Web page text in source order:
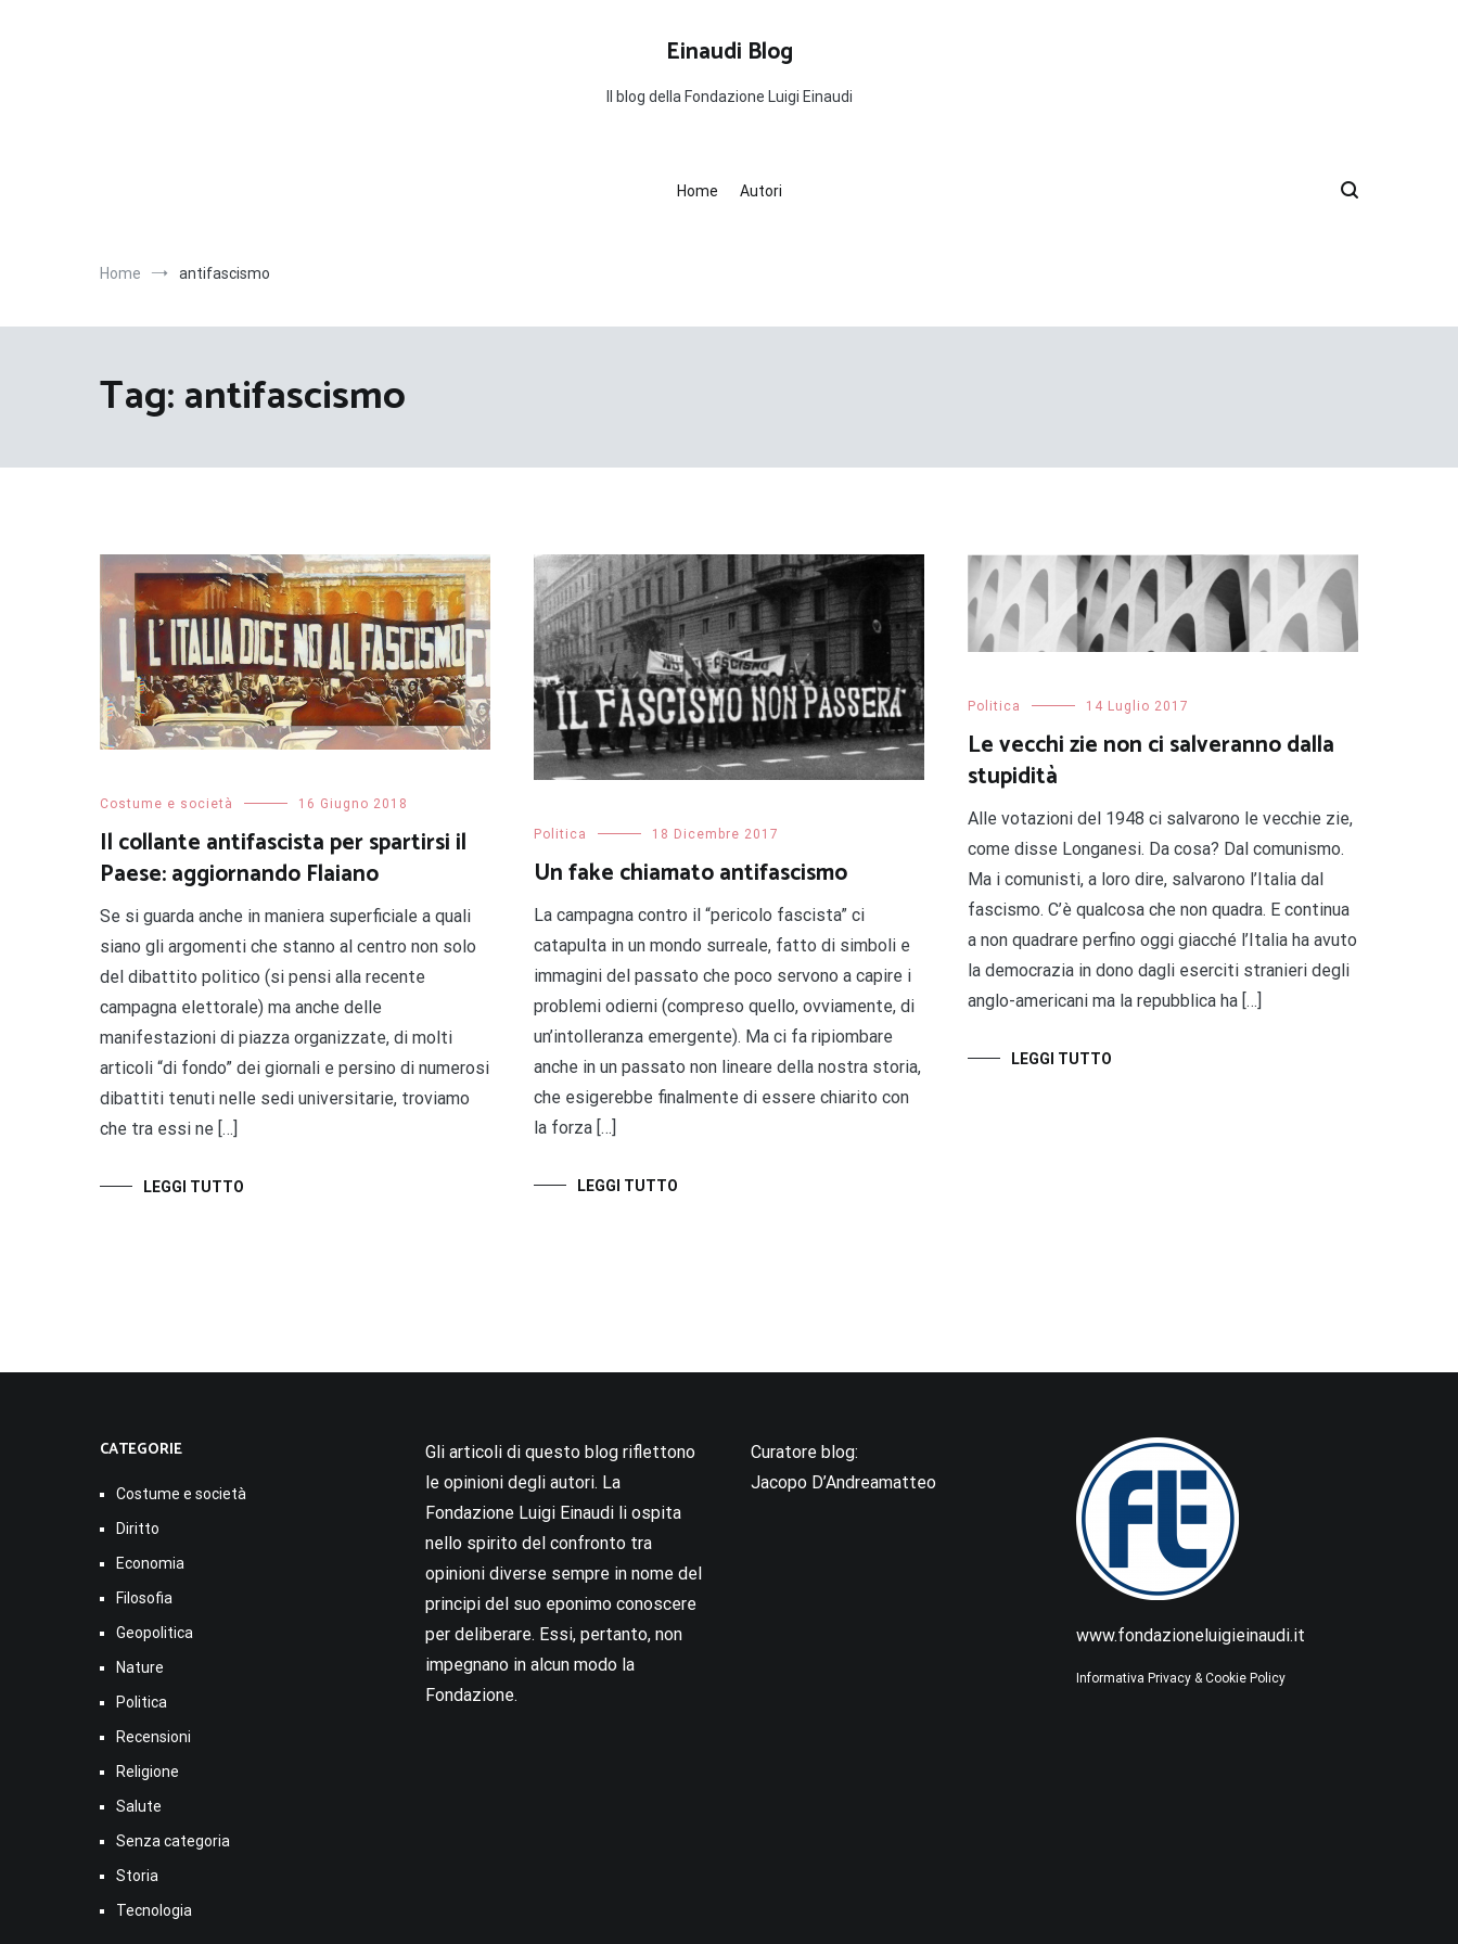
Einaudi Blog
Il blog della Fondazione Luigi Einaudi
Home Autori
Home antifascismo
Tag:antifascismo
Costume e società 16 Giugno 2018
Il collante antifascista per spartirsi il
Paese: aggiornando Flaiano
Se si guarda anche in maniera superficiale a quali
siano gli argomenti che stanno al centro non solo
del dibattito politico (si pensi alla recente
campagna elettorale) ma anche delle
manifestazioni di piazza organizzate, di molti
articoli “di fondo” dei giornali e persino di numerosi
dibattiti tenuti nelle sedi universitarie, troviamo
che tra essi ne […]
LEGGI TUTTO
Politica 18 Dicembre 2017
Un fake chiamato antifascismo
La campagna contro il “pericolo fascista” ci
catapulta in un mondo surreale, fatto di simboli e
immagini del passato che poco servono a capire i
problemi odierni (compreso quello, ovviamente, di
un’intolleranza emergente). Ma ci fa ripiombare
anche in un passato non lineare della nostra storia,
che esigerebbe finalmente di essere chiarito con
la forza […]
LEGGI TUTTO
Politica 14 Luglio 2017
Le vecchi zie non ci salveranno dalla
stupidità
Alle votazioni del 1948 ci salvarono le vecchie zie,
come disse Longanesi. Da cosa? Dal comunismo.
Ma i comunisti, a loro dire, salvarono l’Italia dal
fascismo. C’è qualcosa che non quadra. E continua
a non quadrare perfino oggi giacché l’Italia ha avuto
la democrazia in dono dagli eserciti stranieri degli
anglo-americani ma la repubblica ha […]
LEGGI TUTTO
CATEGORIE
Costume e società
Diritto
Economia
Filosofia
Geopolitica
Nature
Politica
Recensioni
Religione
Salute
Senza categoria
Storia
Tecnologia
Gli articoli di questo blog riflettono
le opinioni degli autori. La
Fondazione Luigi Einaudi li ospita
nello spirito del confronto tra
opinioni diverse sempre in nome del
principi del suo eponimo conoscere
per deliberare. Essi, pertanto, non
impegnano in alcun modo la
Fondazione.
Curatore blog:
Jacopo D’Andreamatteo
www.fondazioneluigieinaudi.it
Informativa Privacy & Cookie Policy